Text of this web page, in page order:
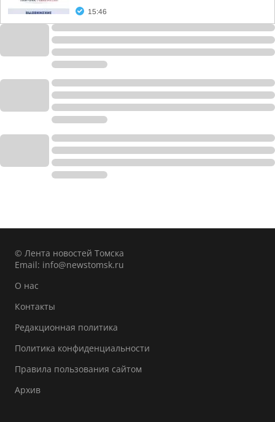
15:46
© Лента новостей Томска
Email: info@newstomsk.ru
О нас
Контакты
Редакционная политика
Политика конфиденциальности
Правила пользования сайтом
Архив